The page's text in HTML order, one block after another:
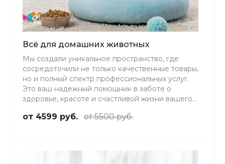
Всё для домашних животных
Мы создали уникальное пространство, где
сосредоточили не только качественные товары,
но и полный спектр профессиональных услуг.
Это ваш надежный помощник в заботе о
здоровье, красоте и счастливой жизни вашего
от 4599 руб. от 5500 руб.